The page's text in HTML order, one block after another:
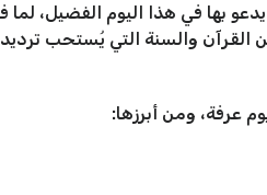
بها في هذا اليوم الفضيل، لما
القرآن والسنة التي يُستحب
عرفة، ومن أبرزها: